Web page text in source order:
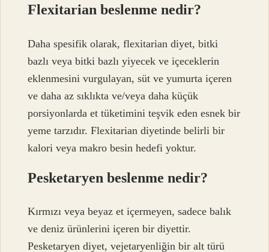
Flexitarian beslenme nedir?
Daha spesifik olarak, flexitarian diyet, bitki
bazlı veya bitki bazlı yiyecek ve içeceklerin
eklenmesini vurgulayan, süt ve yumurta içeren
ve daha az sıklıkta ve/veya daha küçük
porsiyonlarda et tüketimini teşvik eden esnek bir
yeme tarzıdır. Flexitarian diyetinde belirli bir
kalori veya makro besin hedefi yoktur.
Pesketaryen beslenme nedir?
Kırmızı veya beyaz et içermeyen, sadece balık
ve deniz ürünlerini içeren bir diyettir.
Pesketaryen diyet, vejetaryenliğin bir alt türü